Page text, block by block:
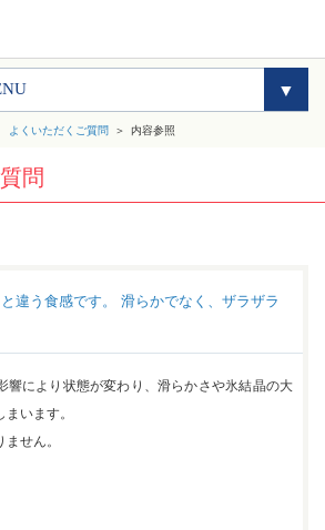
よくいただくご質問 内容参照
問
違う食感です。 滑らかでなく、ザラザラ
響により状態が変わり、滑らかさや氷結晶の大
います。
せん。